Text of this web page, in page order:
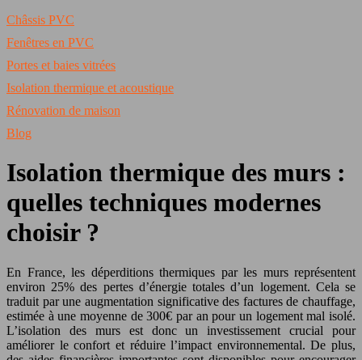
Châssis PVC
Fenêtres en PVC
Portes et baies vitrées
Isolation thermique et acoustique
Rénovation de maison
Blog
Isolation thermique des murs :
quelles techniques modernes
choisir ?
En France, les déperditions thermiques par les murs représentent
environ 25% des pertes d’énergie totales d’un logement. Cela se
traduit par une augmentation significative des factures de chauffage,
estimée à une moyenne de 300€ par an pour un logement mal isolé.
L’isolation des murs est donc un investissement crucial pour
améliorer le confort et réduire l’impact environnemental. De plus,